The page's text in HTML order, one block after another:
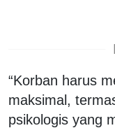
“Korban harus
maksimal,
psikologis yang